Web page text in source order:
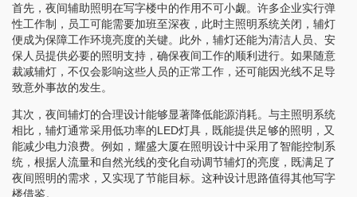
首先，夜间辅助照明在写字楼中的作用不可小觑。许多企业实行弹
性工作制，员工可能需要加班至深夜，此时主照明系统关闭，辅灯
便成为保障工作环境亮度的关键。此外，辅灯还能为清洁人员、安
保人员提供必要的照明支持，确保夜间工作的顺利进行。如果随意
裁减辅灯，不仅会影响这些人员的正常工作，还可能因光线不足导
致意外事故的发生。
其次，夜间辅灯的合理设计能够显著降低能源消耗。与主照明系统
相比，辅灯通常采用低功率的LED灯具，既能提供足够的照明，又
能减少电力浪费。例如，耀盛大厦在照明设计中采用了智能控制系
统，根据人流量和自然光线的变化自动调节辅灯的亮度，既满足了
夜间照明的需求，又实现了节能目标。这种设计思路值得其他写字
楼借鉴。